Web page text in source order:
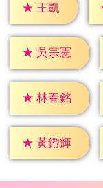
★ 王凱
★ 吳宗憲
★ 林春銘
★ 黃鐙輝